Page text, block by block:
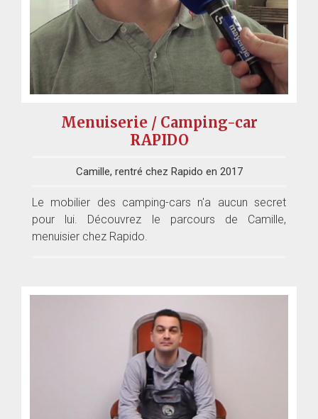
Menuiserie / Camping-car
RAPIDO
Camille, rentré chez Rapido en 2017
Le mobilier des camping-cars n'a aucun secret
pour lui. Découvrez le parcours de Camille,
menuisier chez Rapido.